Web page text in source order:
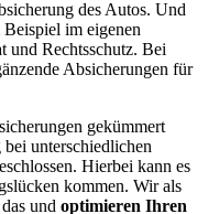
des Autos. Und
Beispiel im eigenen
und Rechtsschutz. Bei
Absicherungen für
gekümmert
unterschiedlichen
Hierbei kann es
kommen. Wir als
und optimieren Ihren